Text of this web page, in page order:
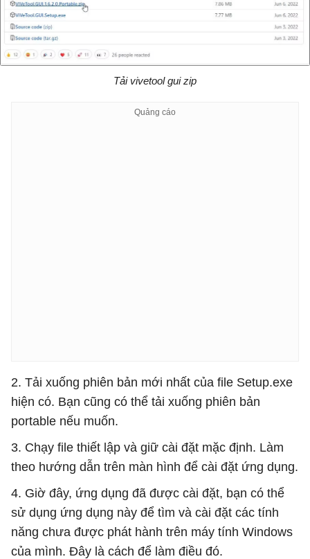
Tải vivetool gui zip
2. Tải xuống phiên bản mới nhất của file Setup.exe
hiện có. Bạn cũng có thể tải xuống phiên bản
portable nếu muốn.
3. Chạy file thiết lập và giữ cài đặt mặc định. Làm
theo hướng dẫn trên màn hình để cài đặt ứng dụng.
4. Giờ đây, ứng dụng đã được cài đặt, bạn có thể
sử dụng ứng dụng này để tìm và cài đặt các tính
năng chưa được phát hành trên máy tính Windows
của mình. Đây là cách để làm điều đó.